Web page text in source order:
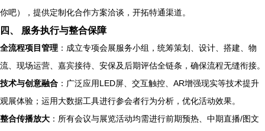
你吧），提供定制化合作方案洽谈，开拓特通渠道。
四、 服务执行与整合保障
全流程项目管理 ：成立专项会展服务小组，统筹策划、设计、搭建、物
流、现场运营、嘉宾接待、安保及后期评估全链条，确保流程无缝衔接。
技术与创意融合 ：广泛应用LED屏、交互触控、AR增强现实等技术提升
观展体验；运用大数据工具进行参会者行为分析，优化活动效果。
整合传播放大 ：所有会议与展览活动均需进行前期预热、中期直播/图文